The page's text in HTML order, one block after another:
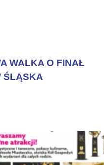
WALKA O FINAŁ
ŚLĄSKA